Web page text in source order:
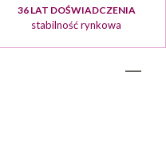
36 LAT DOŚWIADCZENIA
stabilność rynkowa